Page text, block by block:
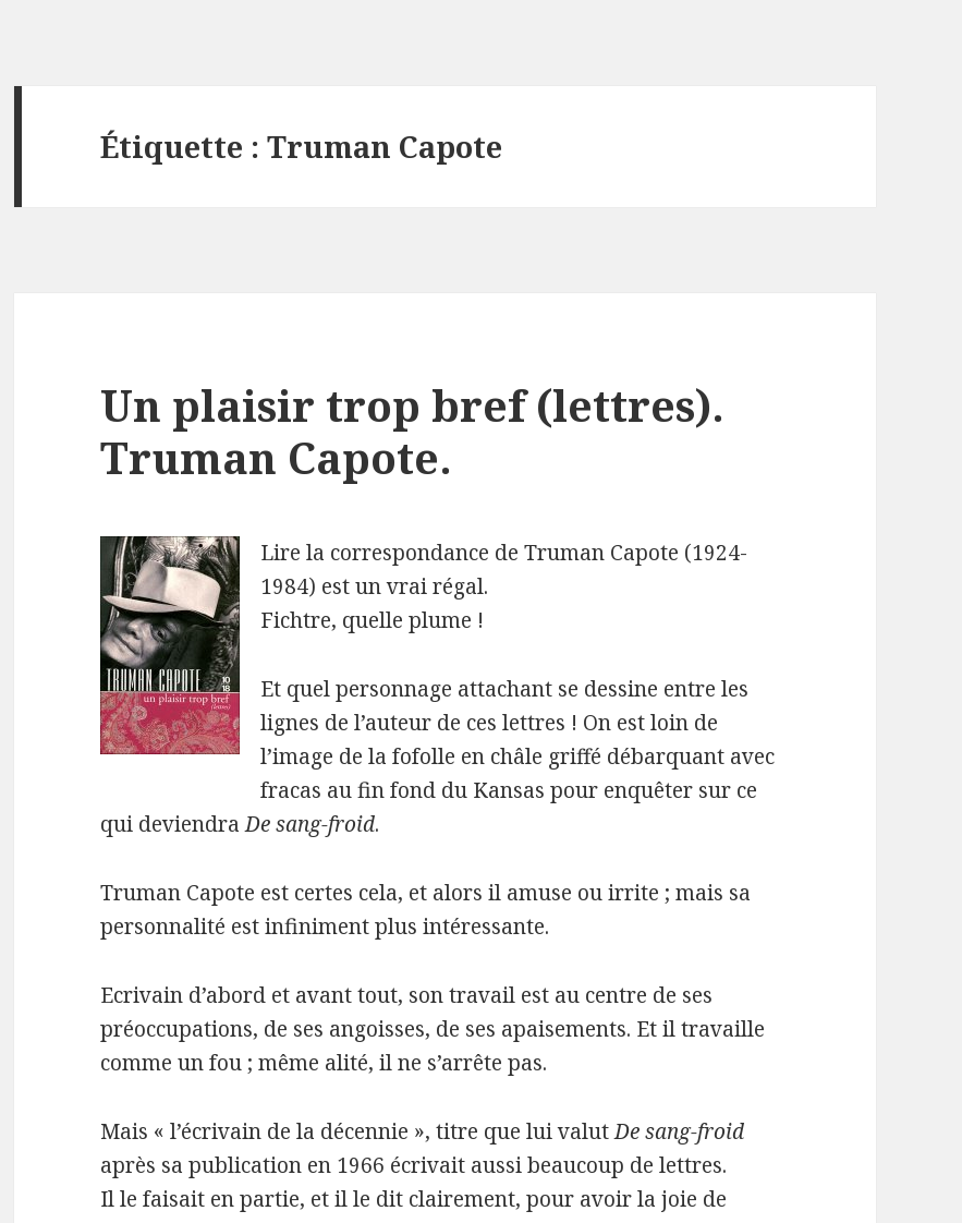
Étiquette :Truman Capote
Un plaisir trop bref (lettres).
Truman Capote.
Lire la correspondance de Truman Capote (1924-
1984) est un vrai régal.
Fichtre, quelle plume !
Et quel personnage attachant se dessine entre les
lignes de l’auteur de ces lettres ! On est loin de
l’image de la fofolle en châle griffé débarquant avec
fracas au fin fond du Kansas pour enquêter sur ce
qui deviendraDe sang-froid.
Truman Capote est certes cela, et alors il amuse ou irrite ; mais sa
personnalité est infiniment plus intéressante.
Ecrivain d’abord et avant tout, son travail est au centre de ses
préoccupations, de ses angoisses, de ses apaisements. Et il travaille
comme un fou ; même alité, il ne s’arrête pas.
Mais « l’écrivain de la décennie », titre que lui valutDe sang-froid
après sa publication en 1966 écrivait aussi beaucoup de lettres.
Il le faisait en partie, et il le dit clairement, pour avoir la joie de